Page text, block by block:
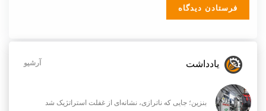
یادداشت آرشیو
بنزین؛ جایی که ناترازی، نشانه‌ای از غفلت استراتژیک شد